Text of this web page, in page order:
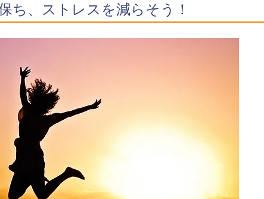
ち、ストレスを減らそう！